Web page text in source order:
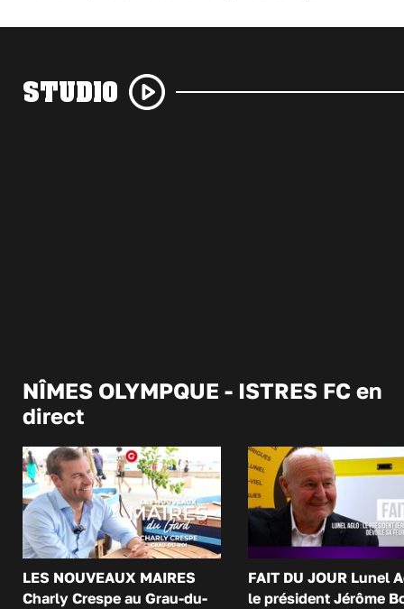
STUDIO
NÎMES OLYMPQUE - ISTRES FC en
direct
LES NOUVEAUX MAIRES
Charly Crespe au Grau-du-
FAIT DU JOUR Lunel
le président Jérôme